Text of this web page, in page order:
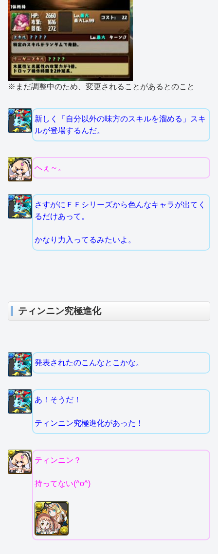
※まだ調整中のため、変更されることがあるとのこと
新しく「自分以外の味方のスキルを溜める」スキ
ルが登場するんだ。
へぇ～。
さすがにＦＦシリーズから色んなキャラが出てく
るだけあって。
かなり力入ってるみたいよ。
ティンニン究極進化
発表されたのこんなとこかな。
あ！そうだ！
ティンニン究極進化があった！
ティンニン？
持ってない(^o^)